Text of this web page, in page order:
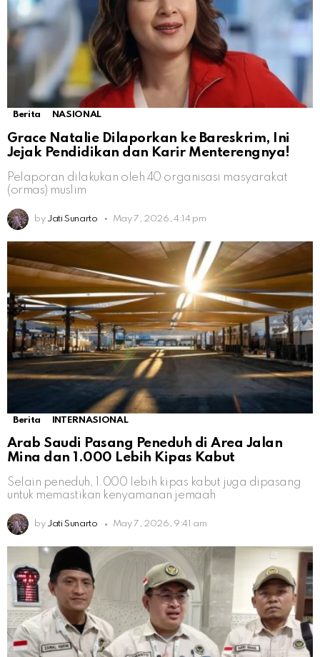
Berita NASIONAL
Grace Natalie Dilaporkan ke Bareskrim, Ini
Jejak Pendidikan dan Karir Menterengnya!
Pelaporan dilakukan oleh 40 organisasi masyarakat
(ormas) muslim
by Jati Sunarto May 7, 2026, 4:14 pm
Berita INTERNASIONAL
Arab Saudi Pasang Peneduh di Area Jalan
Mina dan 1.000 Lebih Kipas Kabut
Selain peneduh, 1.000 lebih kipas kabut juga dipasang
untuk memastikan kenyamanan jemaah
by Jati Sunarto May 7, 2026, 9:41 am